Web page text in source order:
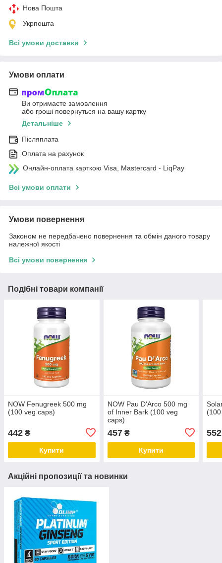
Нова Пошта
Укрпошта
Всі умови доставки
Умови оплати
Ви отримаєте замовлення
або гроші повернуться на вашу картку
Детальніше
Післяплата
Оплата на рахунок
Онлайн-оплата карткою Visa, Mastercard - LiqPay
Всі умови оплати
Умови повернення
Законом не передбачено повернення та обмін даного товару
належної якості
Всі умови повернення
Подібні товари компанії
NOW Fenugreek 500 mg
(100 veg caps)
442 ₴
Купити
NOW Pau D'Arco 500 mg
of Inner Bark (100 veg
caps)
457₴
Купити
552
Акційні пропозиції та новинки